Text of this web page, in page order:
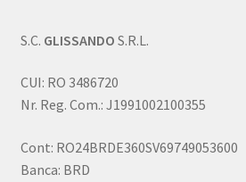
S.C. GLISSANDO S.R.L.
CUI: RO 3486720
Nr. Reg. Com.: J1991002100355
Cont: RO24BRDE360SV69749053600
Banca: BRD